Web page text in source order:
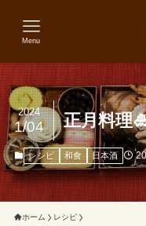
Menu
正月料理
2024
1/04
レシピ 和食 日本酒
ホーム レシピ